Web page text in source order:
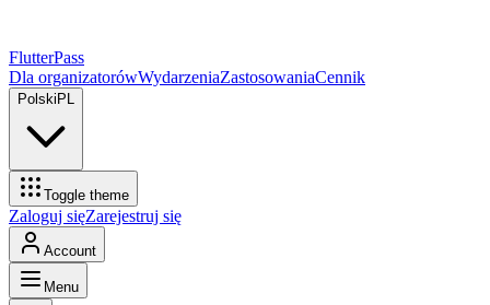
FlutterPass
Dla organizatorówWydarzeniaZastosowaniaCennik
Polski PL
Toggle theme
Zaloguj sięZarejestruj się
Account
Menu